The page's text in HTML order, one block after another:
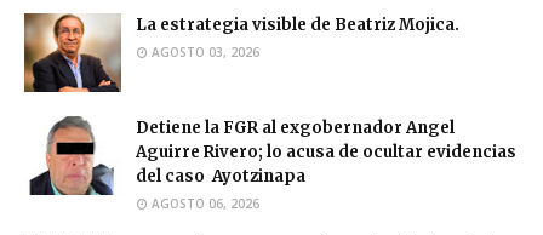
La estrategia visible de Beatriz Mojica.
AGOSTO 03, 2026
Detiene la FGR al exgobernador Angel
Aguirre Rivero; lo acusa de ocultar evidencias
del caso Ayotzinapa
AGOSTO 06, 2026